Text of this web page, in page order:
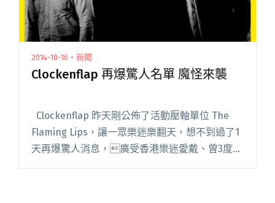
2014-10-16・新聞
Clockenflap 再爆驚人名單 魔怪來襲
Clockenflap 昨天剛公佈了活動壓軸單位 The
Flaming Lips，讓一眾樂迷樂翻天，想不到過了1
天再爆驚人消息，廣受香港樂迷愛戴、曾3度來
港的蘇格蘭格拉斯哥樂團 Mogwai，載譽歸來擔